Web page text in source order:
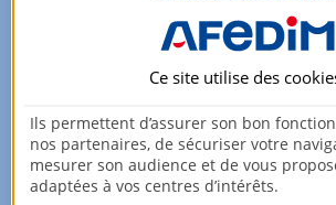
Ce site utilise des
Ils permettent d’assurer son bon
nos partenaires, de sécuriser votre
mesurer son audience et de vous
adaptées à vos centres d’intérêts.